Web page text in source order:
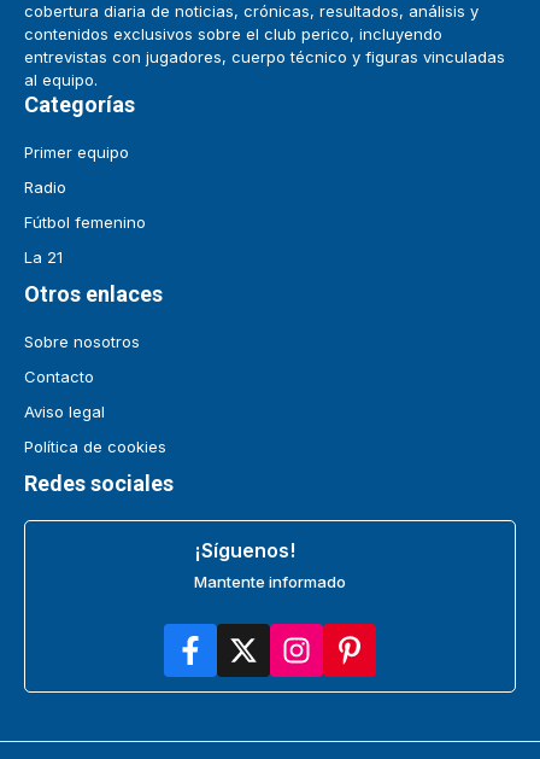
cobertura diaria de noticias, crónicas, resultados, análisis y
contenidos exclusivos sobre el club perico, incluyendo
entrevistas con jugadores, cuerpo técnico y figuras vinculadas
al equipo.
Categorías
Primer equipo
Radio
Fútbol femenino
La 21
Otros enlaces
Sobre nosotros
Contacto
Aviso legal
Política de cookies
Redes sociales
¡Síguenos!
Mantente informado